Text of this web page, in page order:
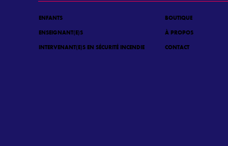
BOUTIQUE
À PROPOS
CONTACT
ENFANTS
ENSEIGNANT(E)S
INTERVENANT(E)S EN SÉCURITÉ INCENDIE